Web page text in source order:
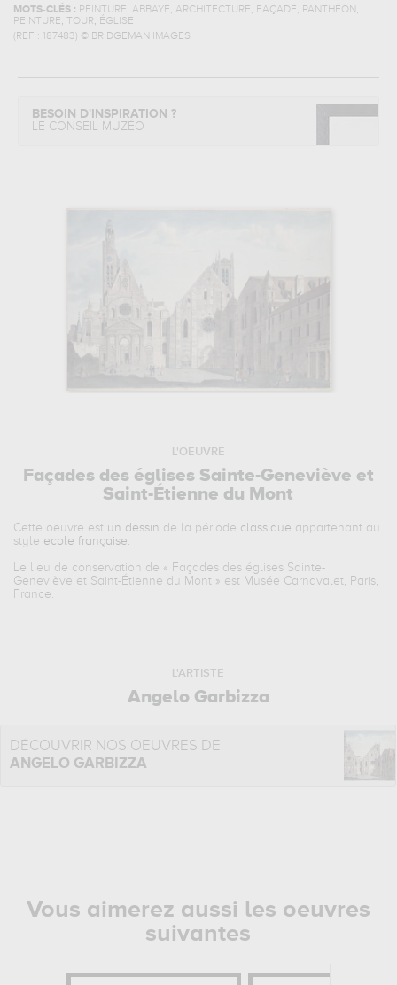
MOTS-CLÉS : PEINTURE, ABBAYE, ARCHITECTURE, FAÇADE, PANTHÉON ,
PEINTURE, TOUR, ÉGLISE
(REF :
187483) © BRIDGEMAN IMAGES
BESOIN D'INSPIRATION ?
LE CONSEIL MUZÉO
L'OEUVRE
Façades des églises Sainte-Geneviève et
Saint-Étienne du Mont
Cette oeuvre est un dessin de la période classique appartenant au
style ecole française.
Le lieu de conservation de « Façades des églises Sainte-
Geneviève et Saint-Étienne du Mont » est Musée Carnavalet, Paris,
France.
L'ARTISTE
Angelo Garbizza
DÉCOUVRIR NOS OEUVRES DE
ANGELO GARBIZZA
Vous aimerez aussi les oeuvres
suivantes